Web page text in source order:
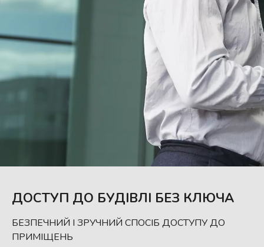
ДОСТУП ДО БУДІВЛІ БЕЗ КЛЮЧА
БЕЗПЕЧНИЙ І ЗРУЧНИЙ СПОСІБ ДОСТУПУ ДО
ПРИМІЩЕНЬ